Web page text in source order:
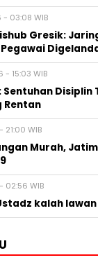
03:08 WIB
Gresik:
15:03 WIB
Sentuhan Disiplin
Rentan
WIB
Murah,
02:56 WIB
kalah